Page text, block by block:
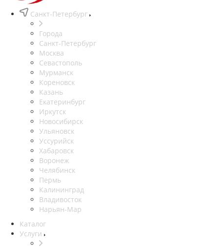
Санкт-Петербург
Города
Санкт-Петербург
Москва
Севастополь
Мурманск
Кореновск
Казань
Екатеринбург
Иркутск
Новосибирск
Ульяновск
Уссурийск
Хабаровск
Воронеж
Челябинск
Пермь
Калининград
Владивосток
Нарьян-Мар
Каталог
Услуги